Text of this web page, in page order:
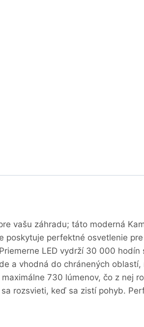
vašu záhradu; táto moderná
poskytuje perfektné osvetlenie
LED vydrží 30 000
a vhodná do chránených
730 lúmenov, čo z nej
rozsvieti, keď sa zistí pohyb.